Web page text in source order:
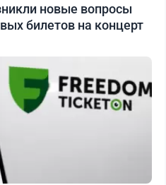
новые вопросы
билетов на концерт